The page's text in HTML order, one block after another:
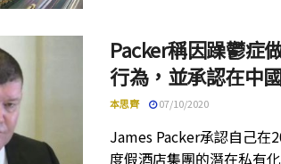
Packer稱因躁鬱症
行為，並承認在中
本思齊 07/10/2020
James Packer承認自己在
度假酒店集團的潛在私有